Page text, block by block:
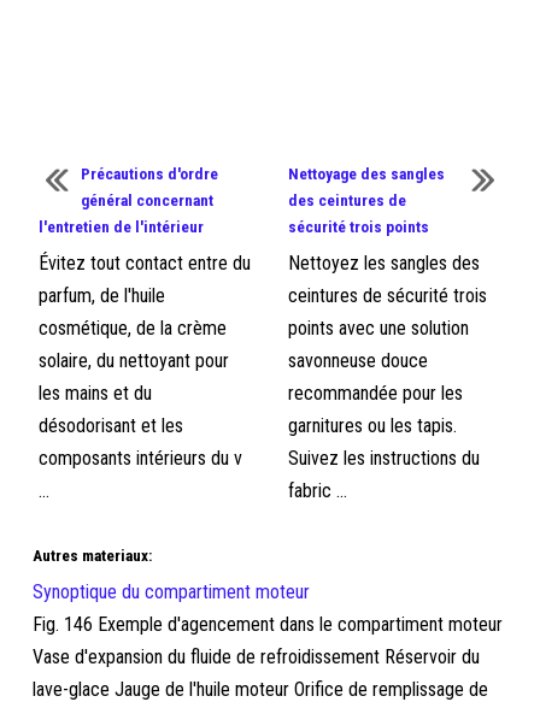
Précautions d'ordre
général concernant
l'entretien de l'intérieur
Évitez tout contact entre du
parfum, de l'huile
cosmétique, de la crème
solaire, du nettoyant pour
les mains et du
désodorisant et les
composants intérieurs du v
...
Nettoyage des sangles
des ceintures de
sécurité trois points
Nettoyez les sangles des
ceintures de sécurité trois
points avec une solution
savonneuse douce
recommandée pour les
garnitures ou les tapis.
Suivez les instructions du
fabric ...
Autres materiaux:
Synoptique du compartiment moteur
Fig. 146 Exemple d'agencement dans le compartiment moteur
Vase d'expansion du fluide de refroidissement Réservoir du
lave-glace Jauge de l'huile moteur Orifice de remplissage de